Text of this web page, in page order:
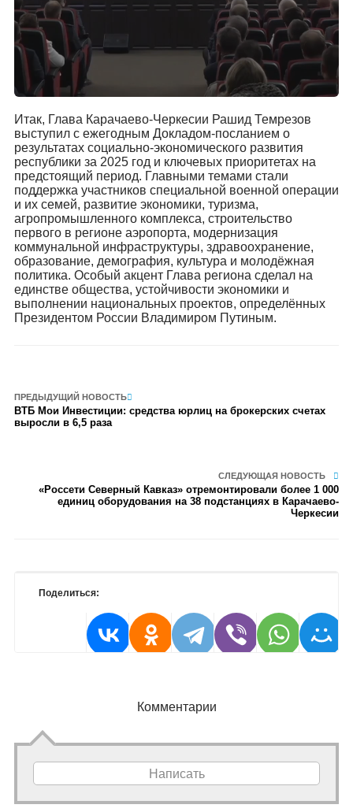
Итак, Глава Карачаево-Черкесии Рашид Темрезов
выступил с ежегодным Докладом-посланием о
результатах социально-экономического развития
республики за 2025 год и ключевых приоритетах на
предстоящий период. Главными темами стали
поддержка участников специальной военной операции
и их семей, развитие экономики, туризма,
агропромышленного комплекса, строительство
первого в регионе аэропорта, модернизация
коммунальной инфраструктуры, здравоохранение,
образование, демография, культура и молодёжная
политика. Особый акцент Глава региона сделал на
единстве общества, устойчивости экономики и
выполнении национальных проектов, определённых
Президентом России Владимиром Путиным.
ПРЕДЫДУЩИЙ НОВОСТЬ
ВТБ Мои Инвестиции: средства юрлиц на брокерских счетах
выросли в 6,5 раза
СЛЕДУЮЩАЯ НОВОСТЬ
«Россети Северный Кавказ» отремонтировали более 1 000
единиц оборудования на 38 подстанциях в Карачаево-
Черкесии
Поделиться:
Комментарии
Написать